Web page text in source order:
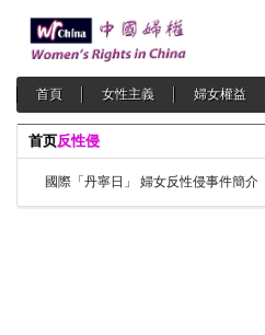
首頁 女性主義 婦女權益
首页反性侵
國際「丹寧日」 婦女反性侵事件簡介